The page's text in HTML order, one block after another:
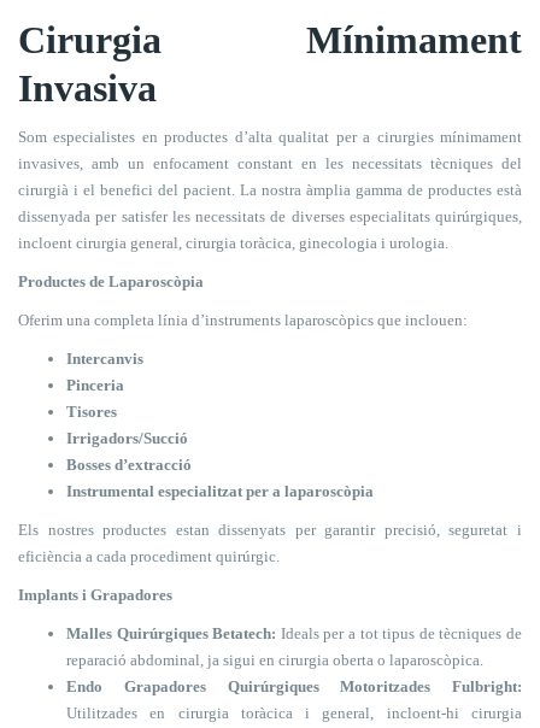
Cirurgia Mínimament
Invasiva
Som especialistes en productes d’alta qualitat per a cirurgies mínimament
invasives, amb un enfocament constant en les necessitats tècniques del
cirurgià i el benefici del pacient. La nostra àmplia gamma de productes està
dissenyada per satisfer les necessitats de diverses especialitats quirúrgiques,
incloent cirurgia general, cirurgia toràcica, ginecologia i urologia.
Productes de Laparoscòpia
Oferim una completa línia d’instruments laparoscòpics que inclouen:
Intercanvis
Pinceria
Tisores
Irrigadors/Succió
Bosses d’extracció
Instrumental especialitzat per a laparoscòpia
Els nostres productes estan dissenyats per garantir precisió, seguretat i
eficiència a cada procediment quirúrgic.
Implants i Grapadores
Malles Quirúrgiques Betatech: Ideals per a tot tipus de tècniques de
reparació abdominal, ja sigui en cirurgia oberta o laparoscòpica.
Endo Grapadores Quirúrgiques Motoritzades Fulbright:
Utilitzades en cirurgia toràcica i general, incloent-hi cirurgia